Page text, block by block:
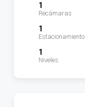
1
Recámaras
1
1
Niveles